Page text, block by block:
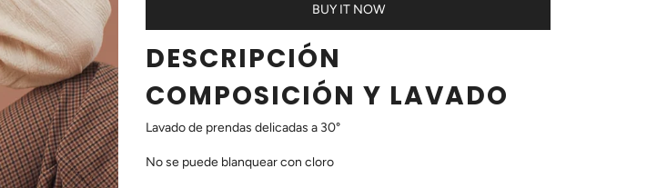
BUY IT NOW
DESCRIPCIÓN
COMPOSICIÓN Y LAVADO
Lavado de prendas delicadas a 30°
No se puede blanquear con cloro